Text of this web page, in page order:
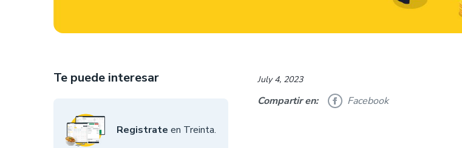
Te puede interesar
Registrate en Treinta.
July 4, 2023
Compartir en: Facebook